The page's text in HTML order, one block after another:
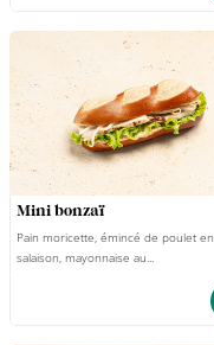
mini bonzaï
Pain moricette, émincé de poulet en
salaison, mayonnaise au...